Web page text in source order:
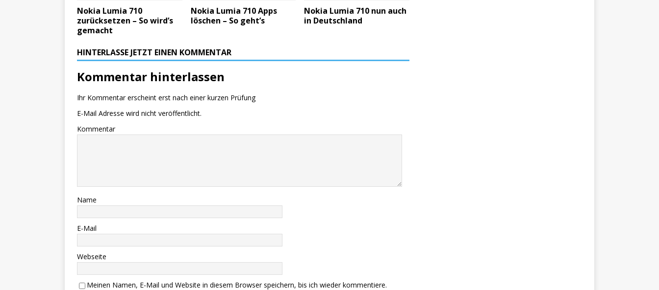
Nokia Lumia 710
zurücksetzen – So wird’s
gemacht
Nokia Lumia 710 Apps
löschen – So geht’s
Nokia Lumia 710 nun auch
in Deutschland
HINTERLASSE JETZT EINEN KOMMENTAR
Kommentar hinterlassen
Ihr Kommentar erscheint erst nach einer kurzen Prüfung
E-Mail Adresse wird nicht veröffentlicht.
Kommentar
Name
E-Mail
Webseite
Meinen Namen, E-Mail und Website in diesem Browser speichern, bis ich wieder kommentiere.